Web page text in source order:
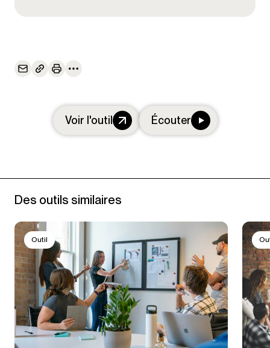
Voir l'outil Écouter
Des outils similaires
Outil